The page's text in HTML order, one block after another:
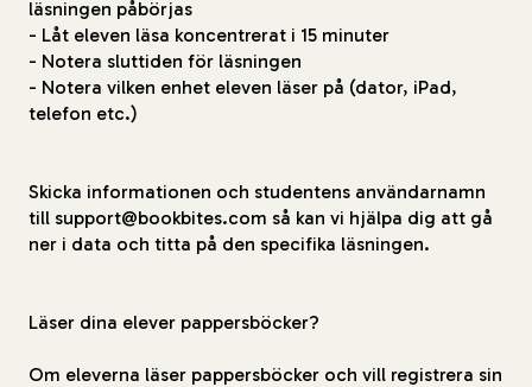
läsningen påbörjas
- Låt eleven läsa koncentrerat i 15 minuter
- Notera sluttiden för läsningen
- Notera vilken enhet eleven läser på (dator, iPad,
telefon etc.)
Skicka informationen och studentens användarnamn
till support@bookbites.com så kan vi hjälpa dig att gå
ner i data och titta på den specifika läsningen.
Läser dina elever pappersböcker?
Om eleverna läser pappersböcker och vill registrera sin